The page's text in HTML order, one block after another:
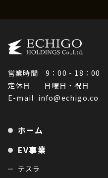
営業時間 9：00 - 18：00
定休日 日曜日・祝日
E-mail info@echigo.co
ホーム
EV事業
テスラ